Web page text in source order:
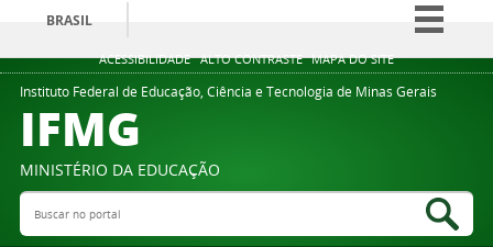
ACESSIBILIDADE ALTO CONTRASTE MAPA DO SITE
BRASIL
Simplifique!
Comunica BR
Legislação
Instituto Federal de Educação, Ciência e Tecnologia de Minas Gerais
IFMG
MINISTÉRIO DA EDUCAÇÃO
Buscar no portal